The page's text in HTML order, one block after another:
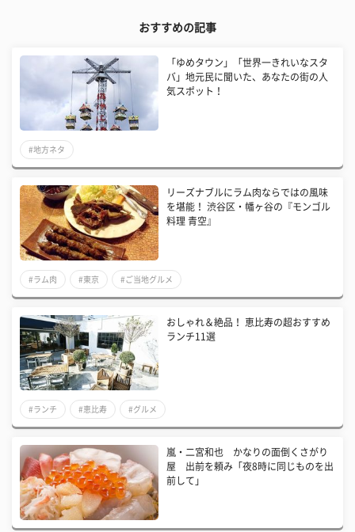
おすすめの記事
「ゆめタウン」「世界一きれいなスタ
バ」地元民に聞いた、あなたの街の人
気スポット！
#地方ネタ
リーズナブルにラム肉ならではの風味
を堪能！ 渋谷区・幡ヶ谷の『モンゴル
料理 青空』
#ラム肉 #東京 #ご当地グルメ
おしゃれ＆絶品！ 恵比寿の超おすすめ
ランチ11選
#ランチ #恵比寿 #グルメ
嵐・二宮和也 かなりの面倒くさがり
屋 出前を頼み「夜8時に同じものを出
前して」